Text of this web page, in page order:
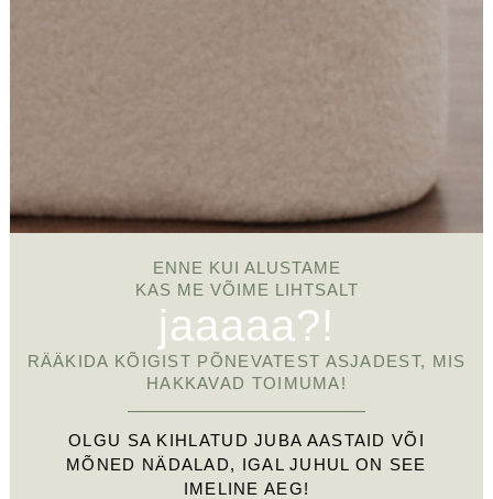
ENNE KUI ALUSTAME
KAS ME VÕIME LIHTSALT
jaaaaa?!
RÄÄKIDA KÕIGIST PÕNEVATEST ASJADEST, MIS
HAKKAVAD TOIMUMA!
OLGU SA KIHLATUD JUBA AASTAID VÕI
MÕNED NÄDALAD, IGAL JUHUL ON SEE
IMELINE AEG!